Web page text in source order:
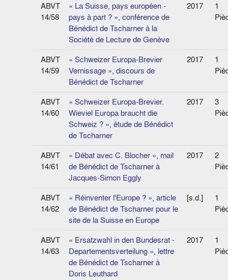
ABVT
14/58
« La Suisse, pays européen -
pays à part ? », conférence de
Bénédict de Tscharner à la
Société de Lecture de Genève
2017
1
ABVT
14/59
« Schweizer Europa-Brevier
Vernissage », discours de
Bénédict de Tscharner
2017
1
ABVT
14/60
« Schweizer Europa-Brevier.
Wieviel Europa braucht die
Schweiz ? », étude de Bénédict
de Tscharner
2017
3
ABVT
14/61
« Débat avec C. Blocher », mail
de Bénédict de Tscharner à
Jacques-Simon Eggly
2017
2
ABVT
14/62
« Réinventer l'Europe ? », article
de Bénédict de Tscharner pour le
site de la Suisse en Europe
[s.d.]
1
ABVT
14/63
« Ersatzwahl in den Bundesrat -
Departementsverteilung », lettre
de Bénédict de Tscharner à
Doris Leuthard
2017
1